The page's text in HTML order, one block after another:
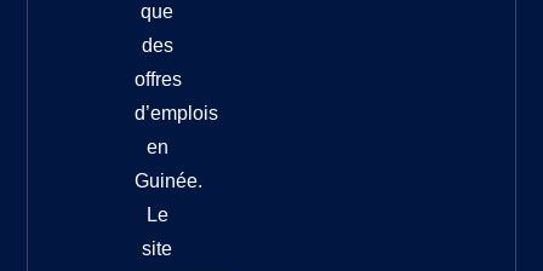
que
des
offres
d’emplois
en
Guinée.
Le
site